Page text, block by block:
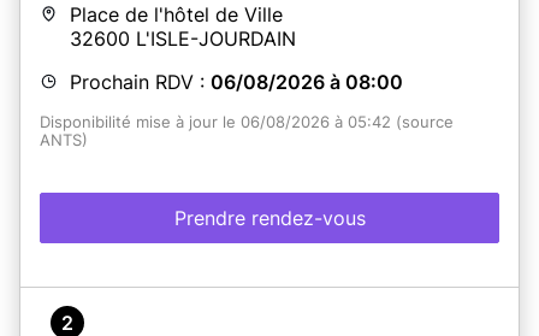
Place de l'hôtel de Ville
32600 L'ISLE-JOURDAIN
Prochain RDV : 06/08/2026 à 08:00
Disponibilité mise à jour le 06/08/2026 à 05:42 (source
ANTS)
Prendre rendez-vous
2